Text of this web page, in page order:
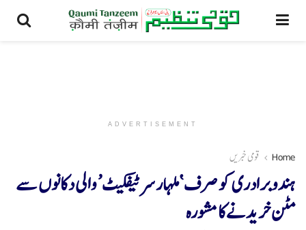
ADVERTISEMENT
Home قومی خبریں
ہندو برادری کو صرف ‘ملہار سرٹیفکیٹ’ والی دکانوں سے
مٹن خریدنےکا مشورہ